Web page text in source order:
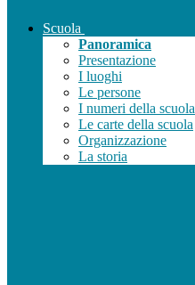
Scuola
Panoramica
Presentazione
I luoghi
Le persone
I numeri della scuola
Le carte della scuola
Organizzazione
La storia